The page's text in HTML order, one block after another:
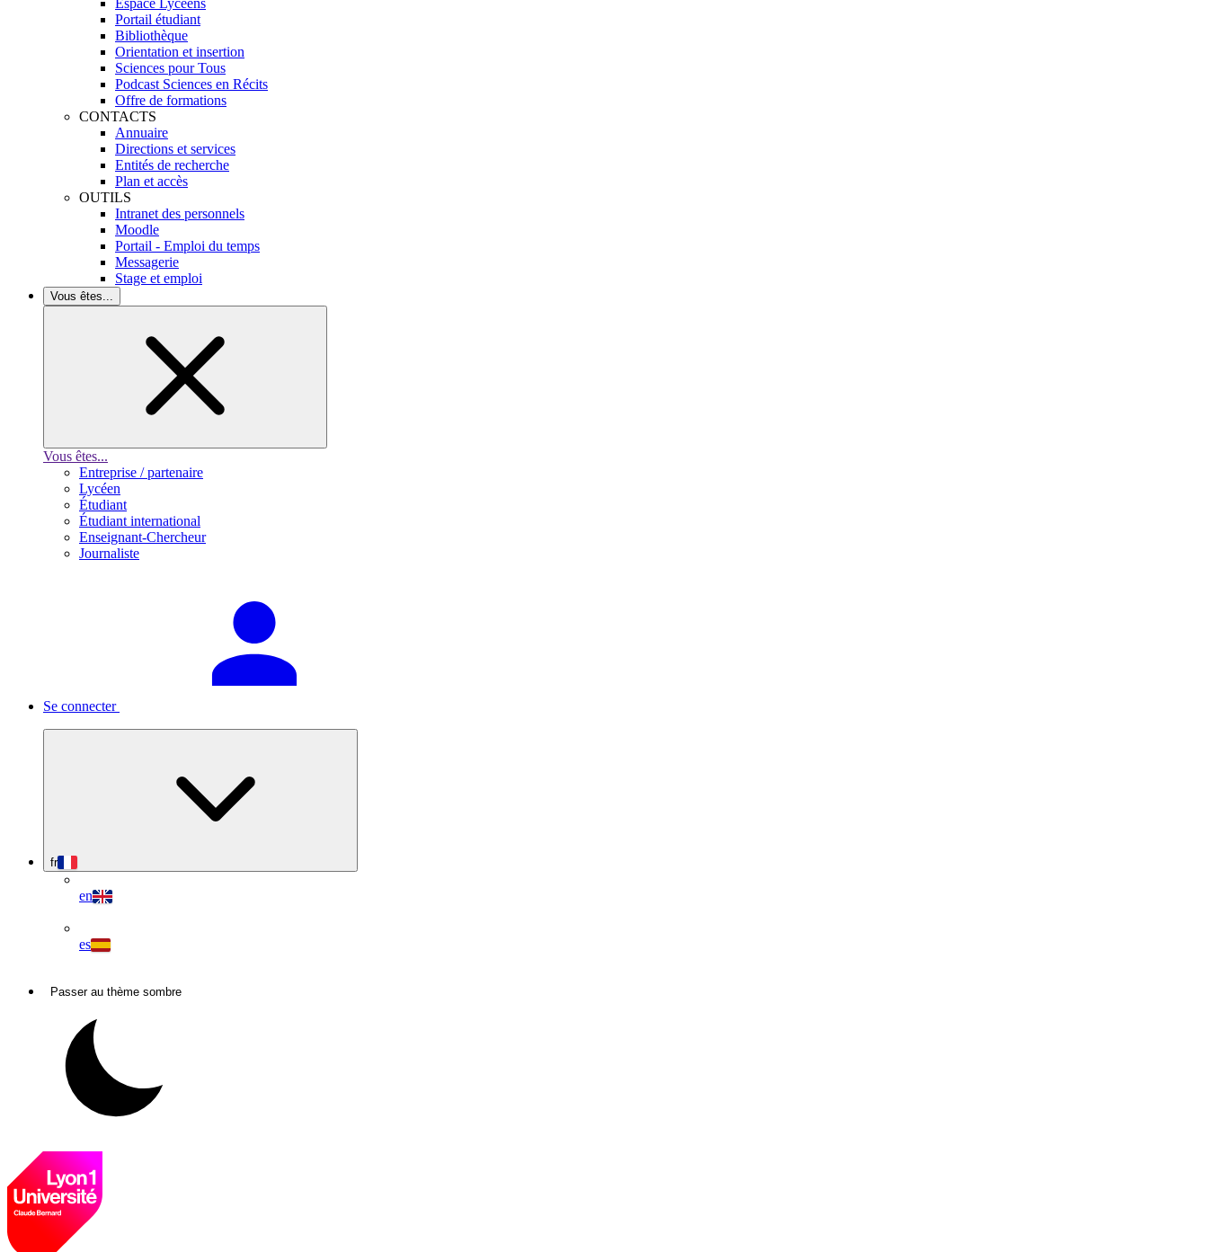
Espace Lycéens
Portail étudiant
Bibliothèque
Orientation et insertion
Sciences pour Tous
Podcast Sciences en Récits
Offre de formations
CONTACTS
Annuaire
Directions et services
Entités de recherche
Plan et accès
OUTILS
Intranet des personnels
Moodle
Portail - Emploi du temps
Messagerie
Stage et emploi
Vous êtes...
Vous êtes...
Entreprise / partenaire
Lycéen
Étudiant
Étudiant international
Enseignant-Chercheur
Journaliste
Se connecter
fr
en
es
Passer au thème sombre